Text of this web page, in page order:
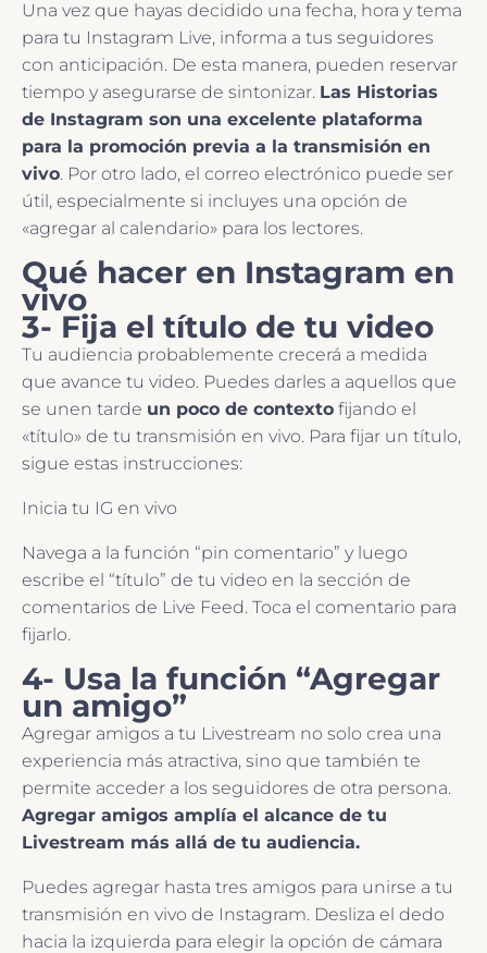
Una vez que hayas decidido una fecha, hora y tema
para tu Instagram Live, informa a tus seguidores
con anticipación. De esta manera, pueden reservar
tiempo y asegurarse de sintonizar. Las Historias
de Instagram son una excelente plataforma
para la promoción previa a la transmisión en
vivo. Por otro lado, el correo electrónico puede ser
útil, especialmente si incluyes una opción de
«agregar al calendario» para los lectores.
Qué hacer en Instagram en
vivo
3- Fija el título de tu video
Tu audiencia probablemente crecerá a medida
que avance tu video. Puedes darles a aquellos que
se unen tarde un poco de contexto fijando el
«título» de tu transmisión en vivo. Para fijar un título,
sigue estas instrucciones:
Inicia tu IG en vivo
Navega a la función “pin comentario” y luego
escribe el “título” de tu video en la sección de
comentarios de Live Feed. Toca el comentario para
fijarlo.
4- Usa la función “Agregar
un amigo”
Agregar amigos a tu Livestream no solo crea una
experiencia más atractiva, sino que también te
permite acceder a los seguidores de otra persona.
Agregar amigos amplía el alcance de tu
Livestream más allá de tu audiencia.
Puedes agregar hasta tres amigos para unirse a tu
transmisión en vivo de Instagram. Desliza el dedo
hacia la izquierda para elegir la opción de cámara